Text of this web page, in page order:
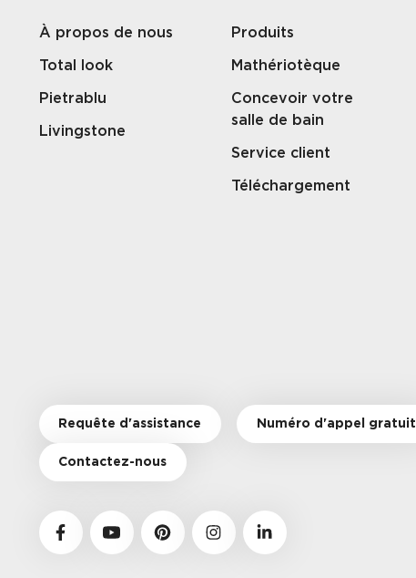
À propos de nous
Total look
Pietrablu
Livingstone
Produits
Mathériotèque
Concevoir votre
salle de bain
Service client
Téléchargement
Requête d'assistance Numéro d'appel gratuit
Contactez-nous